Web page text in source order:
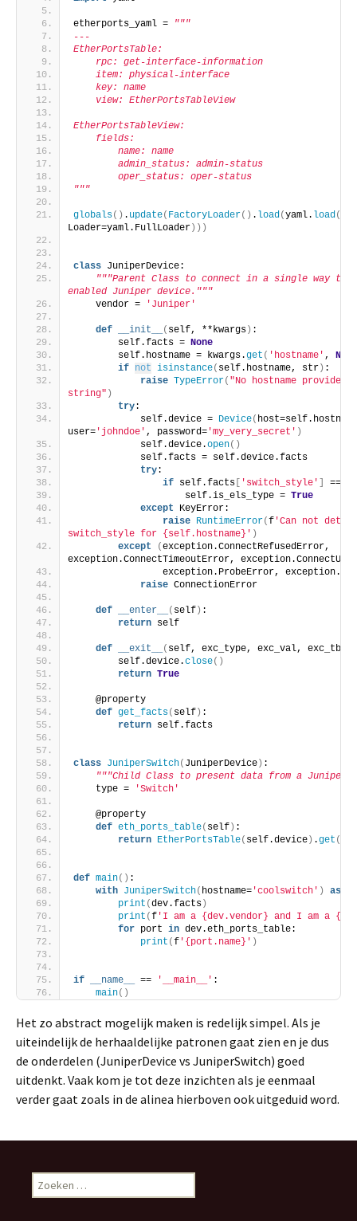
etherports_yaml =
"""
---
EtherPortsTable:
    rpc: get-interface-information
    item: physical-interface
    key: name
    view: EtherPortsTableView
EtherPortsTableView:
    fields:
        name: name
        admin_status: admin-status
        oper_status: oper-status
"""
globals() . update( FactoryLoader() . load(yaml. load(
Loader=yaml.FullLoader )))
class JuniperDevice:
"""Parent Class to connect in a single way to
enabled Juniper device."""
    vendor =
'Juniper'
def __init__ ( self, **kwargs ) :
        self.facts =
None
        self.hostname = kwargs.
get ( 'hostname' , None
if not isinstance( self.hostname, str ) :
raise TypeError( "No hostname provided
string" )
try:
            self.device =
Device(
user= 'johndoe' , password= 'my_very_secret' )
            self.device.
open()
            self.facts = self.device.facts
try:
if self.facts 'switch_style' ==
                    self.is_els_type =
True
except KeyError:
raise RuntimeError(f 'Can not
switch_style for {self.hostname}' )
except
(exception.ConnectRefusedError,
exception.ConnectTimeoutError,
exception.ProbeError,
raise ConnectionError
def __enter__ ( self ) :
return self
def __exit__ ( self, exc_type, exc_val, exc_tb
        self.device.
close()
return True
    @property
def get_facts( self ) :
return self.facts
class JuniperSwitch( JuniperDevice ) :
"""Child Class to present data from a
    type =
'Switch'
    @property
def eth_ports_table( self ) :
return EtherPortsTable( self.device ) .get ()
def main() :
with JuniperSwitch( hostname= 'coolswitch' ) as
print (dev.facts )
print (f 'I am a {dev.vendor} and I am a
for port in dev.eth_ports_table:
print (f '{port.name}' )
if __name__ == '__main__' :
main()
Het zo abstract mogelijk maken is redelijk simpel. Als je
uiteindelijk de herhaaldelijke patronen gaat zien en je dus
de onderdelen (JuniperDevice vs JuniperSwitch) goed
uitdenkt. Vaak kom je tot deze inzichten als je eenmaal
verder gaat zoals in de alinea hierboven ook uitgeduid word.
Zoeken
naar: